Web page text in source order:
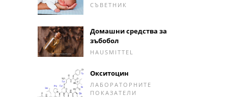
СЪВЕТНИК
Домашни средства за
зъбобол
HAUSMITTEL
Окситоцин
ЛАБОРАТОРНИТЕ
ПОКАЗАТЕЛИ